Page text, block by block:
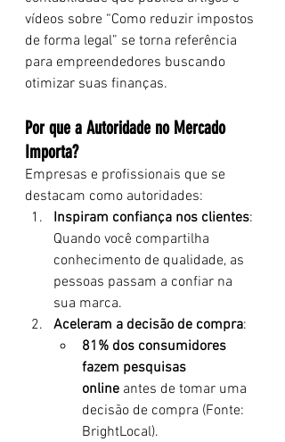
vídeos sobre “Como reduzir impostos
de forma legal” se torna referência
para empreendedores buscando
otimizar suas finanças.
Por que a Autoridade no Mercado
Importa?
Empresas e profissionais que se
destacam como autoridades:
Inspiram confiança nos clientes:
Quando você compartilha
conhecimento de qualidade, as
pessoas passam a confiar na
sua marca.
Aceleram a decisão de compra:
81% dos consumidores
fazem pesquisas
online antes de tomar uma
decisão de compra (Fonte:
BrightLocal).